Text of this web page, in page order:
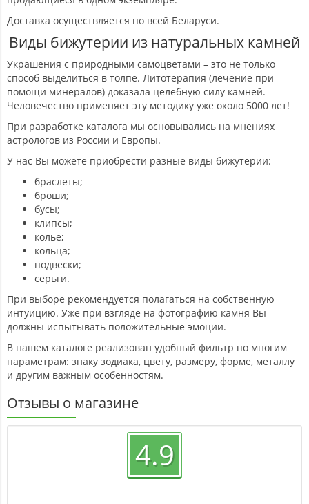
Доставка осуществляется по всей Беларуси.
Виды бижутерии из натуральных камней
Украшения с природными самоцветами – это не только
способ выделиться в толпе. Литотерапия (лечение при
помощи минералов) доказала целебную силу камней.
Человечество применяет эту методику уже около 5000 лет!
При разработке каталога мы основывались на мнениях
астрологов из России и Европы.
У нас Вы можете приобрести разные виды бижутерии:
браслеты;
броши;
бусы;
клипсы;
колье;
кольца;
подвески;
серьги.
При выборе рекомендуется полагаться на собственную
интуицию. Уже при взгляде на фотографию камня Вы
должны испытывать положительные эмоции.
В нашем каталоге реализован удобный фильтр по многим
параметрам: знаку зодиака, цвету, размеру, форме, металлу
и другим важным особенностям.
Отзывы о магазине
4.9